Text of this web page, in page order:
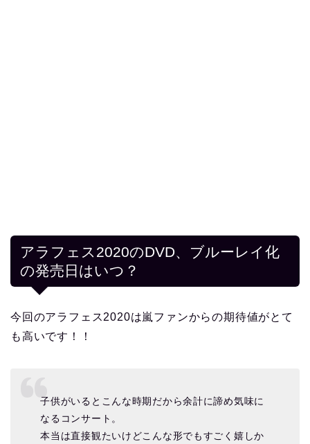
アラフェス2020のDVD、ブルーレイ化
の発売日はいつ？
今回のアラフェス2020は嵐ファンからの期待値がとて
も高いです！！
子供がいるとこんな時期だから余計に諦め気味に
なるコンサート。
本当は直接観たいけどこんな形でもすごく嬉しか